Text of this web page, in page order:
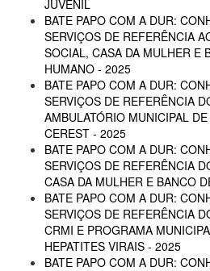
JUVENIL
BATE PAPO COM A DUR:
SERVIÇOS DE REFERÊNCIA
SOCIAL, CASA DA MULHER E
HUMANO - 2025
BATE PAPO COM A DUR:
SERVIÇOS DE REFERÊNCIA
AMBULATÓRIO MUNICIPAL
CEREST - 2025
BATE PAPO COM A DUR:
SERVIÇOS DE REFERÊNCIA
CASA DA MULHER E BANCO
BATE PAPO COM A DUR:
SERVIÇOS DE REFERÊNCIA
CRMI E PROGRAMA
HEPATITES VIRAIS - 2025
BATE PAPO COM A DUR: